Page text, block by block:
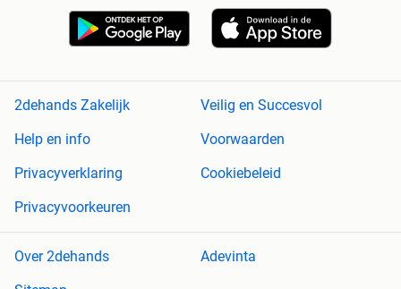
2dehands Zakelijk
Veilig en Succesvol
Help en info
Voorwaarden
Privacyverklaring
Cookiebeleid
Privacyvoorkeuren
Over 2dehands
Adevinta